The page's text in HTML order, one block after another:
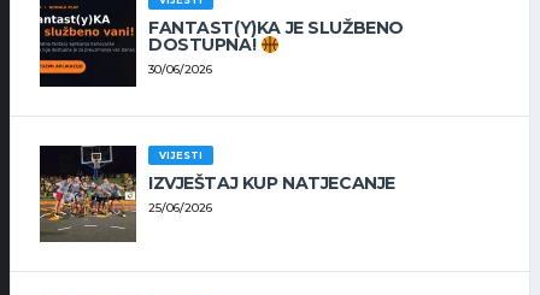
FANTAST(Y)KA JE SLUŽBENO
DOSTUPNA!
30/06/2026
VIJESTI
IZVJEŠTAJ KUP NATJECANJE
25/06/2026